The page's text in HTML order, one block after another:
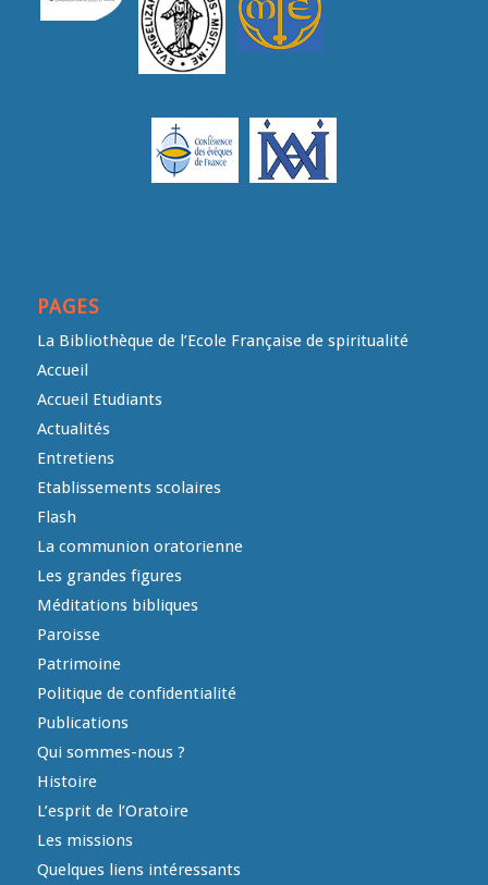
PAGES
La Bibliothèque de l’Ecole Française de spiritualité
Accueil
Accueil Etudiants
Actualités
Entretiens
Etablissements scolaires
Flash
La communion oratorienne
Les grandes figures
Méditations bibliques
Paroisse
Patrimoine
Politique de confidentialité
Publications
Qui sommes-nous ?
Histoire
L’esprit de l’Oratoire
Les missions
Quelques liens intéressants